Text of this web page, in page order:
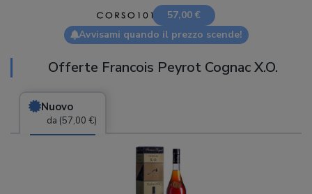
57,00 €
Avvisami quando il prezzo scende!
Offerte Francois Peyrot Cognac X.O.
Nuovo
da (57,00 €)